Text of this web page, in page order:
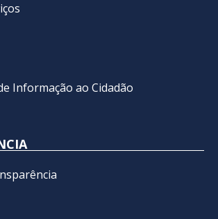
Informação ao Cidadão